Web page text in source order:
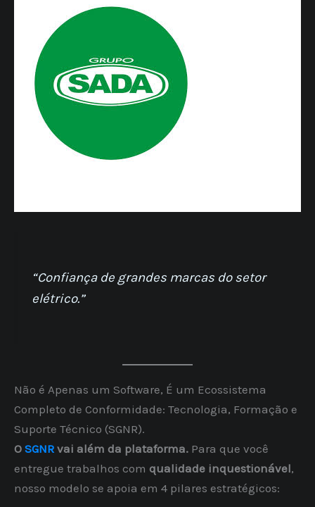
“Confiança de grandes marcas do setor
elétrico.”
Não é Apenas um Software, É um Ecossistema
Completo de Conformidade: Tecnologia, Formação e
Suporte Técnico (SGNR).
O SGNR vai além da plataforma. Para que você
entregue trabalhos com qualidade inquestionável,
nosso modelo se apoia em 4 pilares estratégicos: